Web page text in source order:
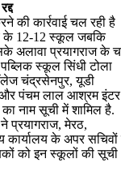
की कार्रवाई चल रही है
के 12-12 स्कूल जबकि
प्रयागराज के
स्कूल सिंधी टोला
चंद्रसेनपुर, यूडी
पंचम लाल आश्रम इंटर
का नाम सूची में शामिल है.
प्रयागराज, मेरठ,
कार्यालय के अपर
को इन स्कूलों की सूची